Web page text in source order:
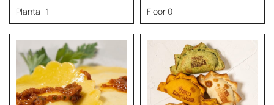
Planta -1 Floor 0